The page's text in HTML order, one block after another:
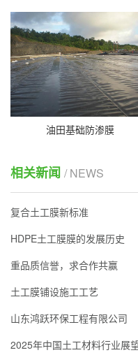
油田基础防渗膜
相关新闻 / NEWS
复合土工膜新标准
HDPE土工膜膜的发展历史
重品质信誉，求合作共赢
土工膜铺设施工工艺
山东鸿跃环保工程有限公司
2025年中国土工材料行业展